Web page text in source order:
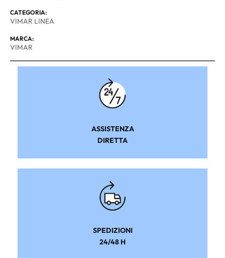
CATEGORIA:
VIMAR LINEA
MARCA:
VIMAR
ASSISTENZA
DIRETTA
SPEDIZIONI
24/48 H